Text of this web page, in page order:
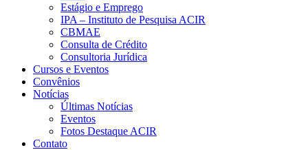
Estágio e Emprego
IPA – Instituto de Pesquisa ACIR
CBMAE
Consulta de Crédito
Consultoria Jurídica
Cursos e Eventos
Convênios
Notícias
Últimas Notícias
Eventos
Fotos Destaque ACIR
Contato